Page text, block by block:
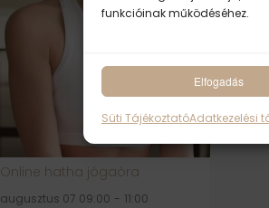
funkcióinak működéséhez.
Elfogadás
Süti TájékoztatóAdatkezelési
Online hatha jógaóra
augusztus 07 09:00 - 11:00